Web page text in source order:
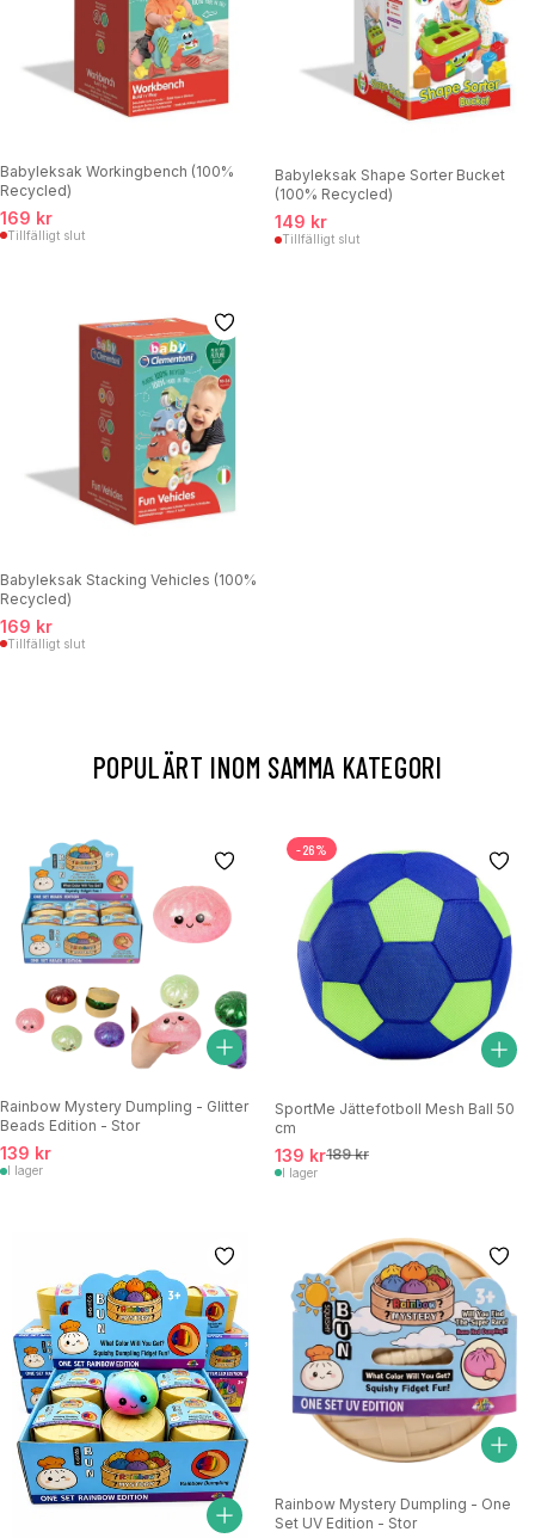
Babyleksak Workingbench (100%
Recycled)
169 kr
Tillfälligt slut
Babyleksak Shape Sorter Bucket
(100% Recycled)
149 kr
Tillfälligt slut
Babyleksak Stacking Vehicles (100%
Recycled)
169 kr
Tillfälligt slut
POPULÄRT INOM SAMMA KATEGORI
Rainbow Mystery Dumpling - Glitter
Beads Edition - Stor
139 kr
I lager
-26%
SportMe Jättefotboll Mesh Ball 50
cm
139 kr189 kr
I lager
Rainbow Mystery Dumpling - One
Set UV Edition - Stor